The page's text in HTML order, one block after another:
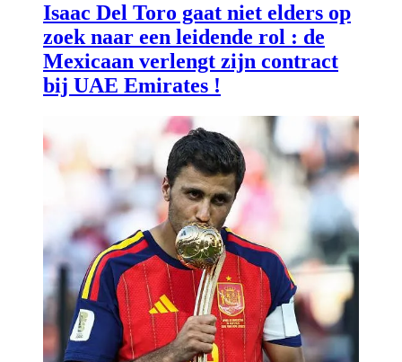
Isaac Del Toro gaat niet elders op
zoek naar een leidende rol : de
Mexicaan verlengt zijn contract
bij UAE Emirates !